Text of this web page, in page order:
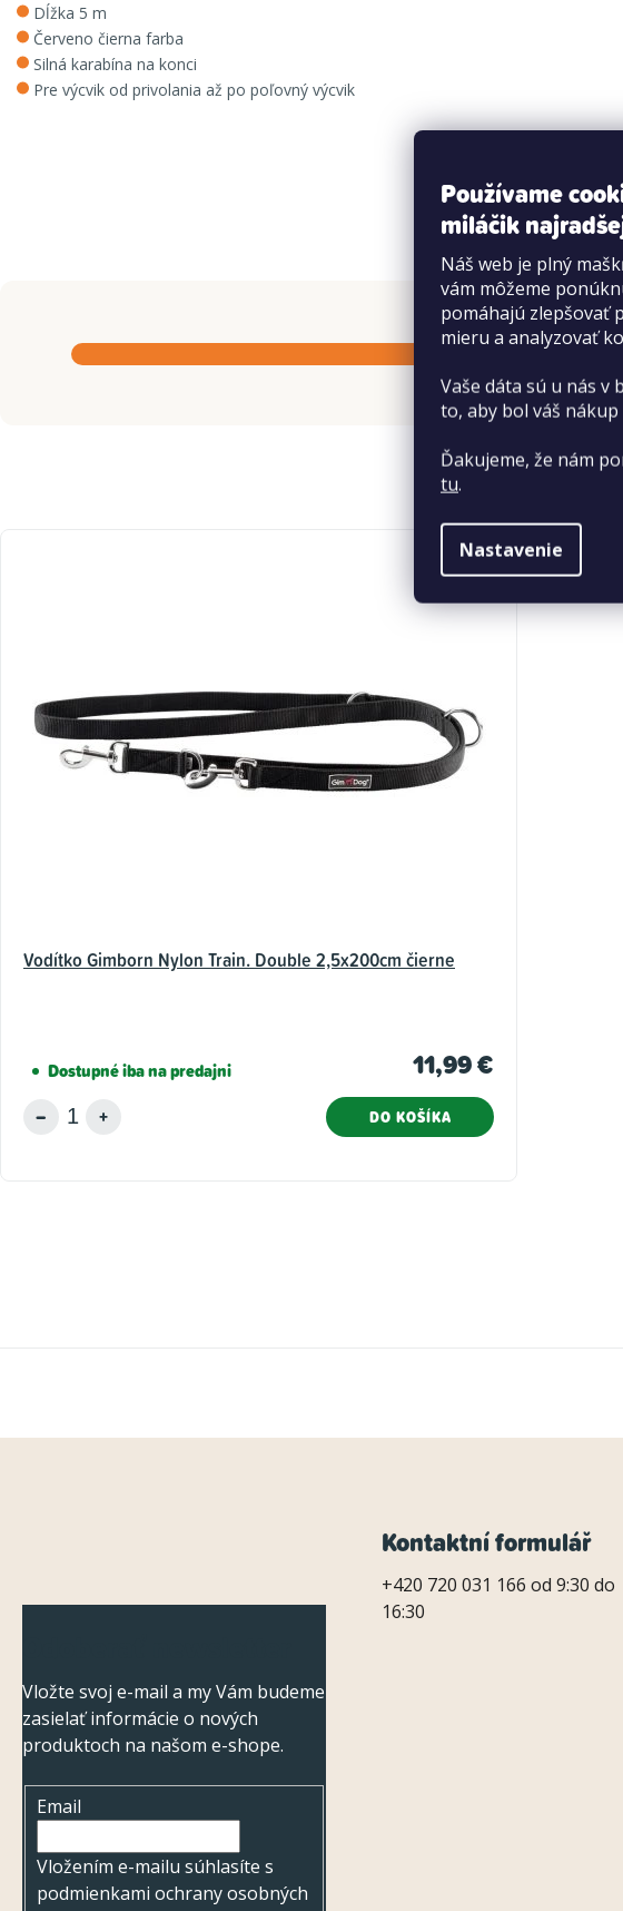
Používame
miláčik
Náš web je plný
vám môžeme
pomáhajú zlepšovať
mieru a analyzovať
Vaše dáta sú u nás v
to, aby bol váš
Ďakujeme, že nám
tu.
Nastavenie
Dĺžka 5 m
Červeno čierna farba
Silná karabína na konci
Pre výcvik od privolania až po poľovný výcvik
Vodítko Gimborn Nylon Train. Double 2,5x200cm čierne
Dostupné iba na predajni 11,99 €
DO KOŠÍKA
Vložte svoj e-mail a my Vám budeme
zasielať informácie o nových
produktoch na našom e-shope.
Email
Vložením e-mailu súhlasíte s
podmienkami ochrany osobných
Kontaktní formulář
+420 720 031 166 od 9:30 do
16:30